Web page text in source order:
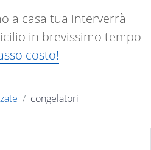
a casa tua interverrà
in brevissimo tempo
costo!
congelatori